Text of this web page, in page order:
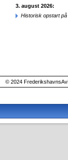
3. august 2026:
Historisk opstart
© 2024